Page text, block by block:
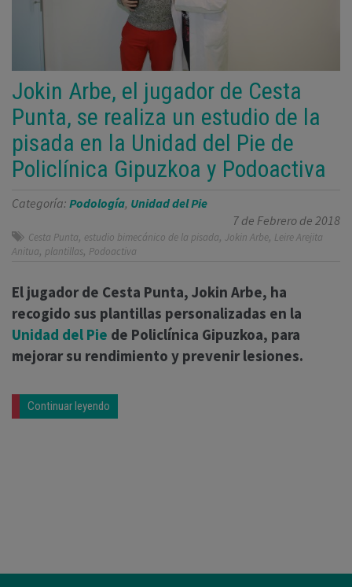
Jokin Arbe, el jugador de Cesta
Punta, se realiza un estudio de la
pisada en la Unidad del Pie de
Policlínica Gipuzkoa y Podoactiva
Categoría: Podología, Unidad del Pie
7 de Febrero de 2018
Cesta Punta, estudio bimecánico de la pisada, Jokin Arbe, Leire Arejita
Anitua, plantillas, Podoactiva
El jugador de Cesta Punta, Jokin Arbe, ha
recogido sus plantillas personalizadas en la
Unidad del Pie de Policlínica Gipuzkoa, para
mejorar su rendimiento y prevenir lesiones.
Continuar leyendo